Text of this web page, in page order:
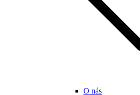
O nás